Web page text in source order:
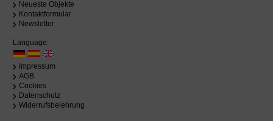
Neueste Objekte
Kontaktformular
Newsletter
Language:
Impressum
AGB
Cookies
Datenschutz
Widerrufsbelehrung